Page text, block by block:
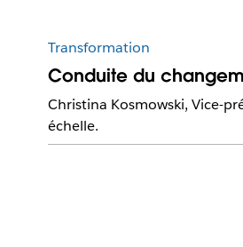
Transformation
Conduite du
Christina Kosmowski, Vice-
échelle.